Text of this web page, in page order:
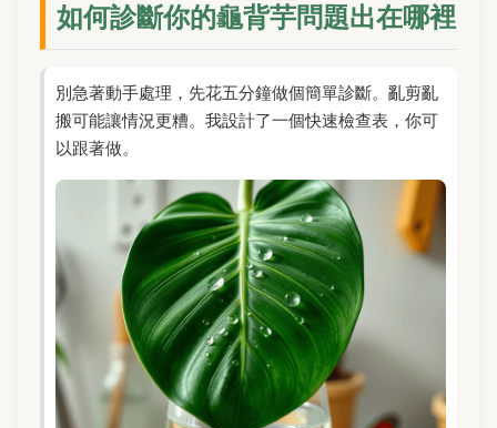
如何診斷你的龜背芋問題出在哪裡
別急著動手處理，先花五分鐘做個簡單診斷。亂剪亂
搬可能讓情況更糟。我設計了一個快速檢查表，你可
以跟著做。